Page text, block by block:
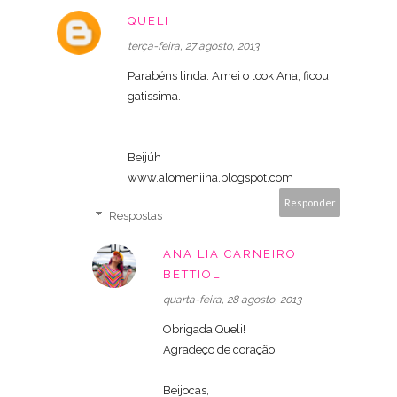
QUELI
terça-feira, 27 agosto, 2013
Parabéns linda. Amei o look Ana, ficou
gatissima.
Beijúh
www.alomeniina.blogspot.com
Responder
Respostas
ANA LIA CARNEIRO
BETTIOL
quarta-feira, 28 agosto, 2013
Obrigada Queli!
Agradeço de coração.
Beijocas,